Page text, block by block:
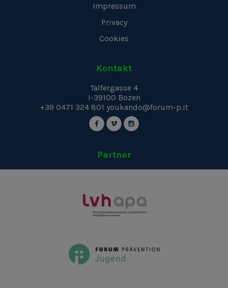
Impressum
Privacy
Cookies
Kontakt
Talfergasse 4
I-39100 Bozen
+39 0471 324 801 youkando@forum-p.it
Partner